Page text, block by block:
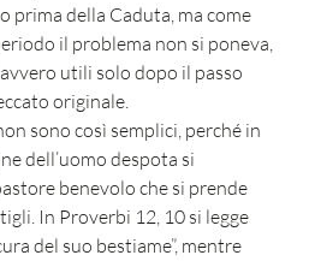
prima della Caduta, ma come
il problema non si poneva,
utili solo dopo il passo
originale.
sono così semplici, perché in
dell’uomo despota si
benevolo che si prende
In Proverbi 12, 10 si legge
del suo bestiame”, mentre